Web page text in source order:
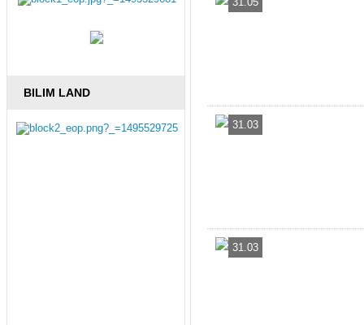
BILIM LAND
31.03
31.03